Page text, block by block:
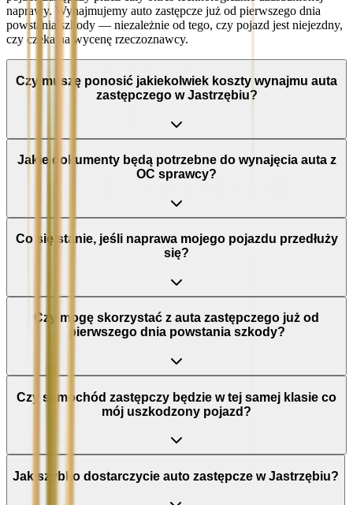
naprawy. Wynajmujemy auto zastępcze już od pierwszego dnia
powstania szkody — niezależnie od tego, czy pojazd jest niejezdny,
czy czeka na wycenę rzeczoznawcy.
Czy muszę ponosić jakiekolwiek koszty wynajmu auta
zastępczego w Jastrzębiu?
Jakie dokumenty będą potrzebne do wynajęcia auta z
OC sprawcy?
Co się stanie, jeśli naprawa mojego pojazdu przedłuży
się?
Czy mogę skorzystać z auta zastępczego już od
pierwszego dnia powstania szkody?
Czy samochód zastępczy będzie w tej samej klasie co
mój uszkodzony pojazd?
Jak szybko dostarczycie auto zastępcze w Jastrzębiu?